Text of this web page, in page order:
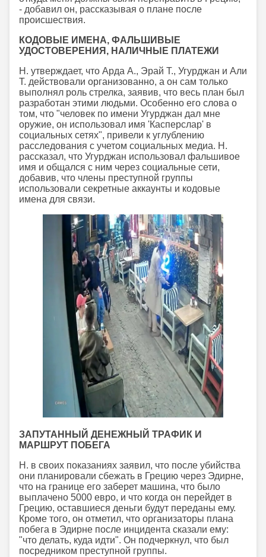
- добавил он, рассказывая о плане после
происшествия.
КОДОВЫЕ ИМЕНА, ФАЛЬШИВЫЕ
УДОСТОВЕРЕНИЯ, НАЛИЧНЫЕ ПЛАТЕЖИ
Н. утверждает, что Арда А., Эрай Т., Угурджан и Али
Т. действовали организованно, а он сам только
выполнял роль стрелка, заявив, что весь план был
разработан этими людьми. Особенно его слова о
том, что "человек по имени Угурджан дал мне
оружие, он использовал имя 'Касперслар' в
социальных сетях", привели к углублению
расследования с учетом социальных медиа. Н.
рассказал, что Угурджан использовал фальшивое
имя и общался с ним через социальные сети,
добавив, что члены преступной группы
использовали секретные аккаунты и кодовые
имена для связи.
ЗАПУТАННЫЙ ДЕНЕЖНЫЙ ТРАФИК И
МАРШРУТ ПОБЕГА
Н. в своих показаниях заявил, что после убийства
они планировали сбежать в Грецию через Эдирне,
что на границе его заберет машина, что было
выплачено 5000 евро, и что когда он перейдет в
Грецию, оставшиеся деньги будут переданы ему.
Кроме того, он отметил, что организаторы плана
побега в Эдирне после инцидента сказали ему:
"что делать, куда идти". Он подчеркнул, что был
посредником преступной группы.